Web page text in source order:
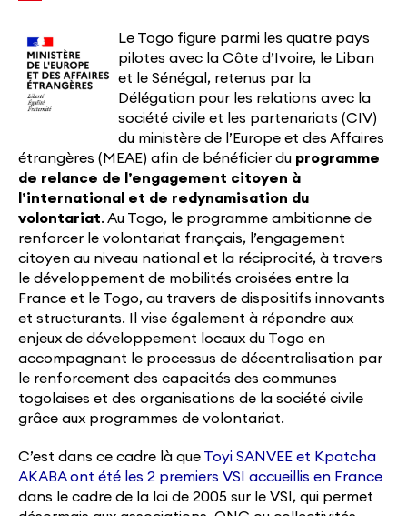
Le Togo figure parmi les quatre pays
pilotes avec la Côte d’Ivoire, le Liban
et le Sénégal, retenus par la
Délégation pour les relations avec la
société civile et les partenariats (CIV)
du ministère de l’Europe et des Affaires
étrangères (MEAE) afin de bénéficier du programme
de relance de l’engagement citoyen à
l’international et de redynamisation du
volontariat. Au Togo, le programme ambitionne de
renforcer le volontariat français, l’engagement
citoyen au niveau national et la réciprocité, à travers
le développement de mobilités croisées entre la
France et le Togo, au travers de dispositifs innovants
et structurants. Il vise également à répondre aux
enjeux de développement locaux du Togo en
accompagnant le processus de décentralisation par
le renforcement des capacités des communes
togolaises et des organisations de la société civile
grâce aux programmes de volontariat.
C’est dans ce cadre là que Toyi SANVEE et Kpatcha
AKABA ont été les 2 premiers VSI accueillis en France
dans le cadre de la loi de 2005 sur le VSI, qui permet